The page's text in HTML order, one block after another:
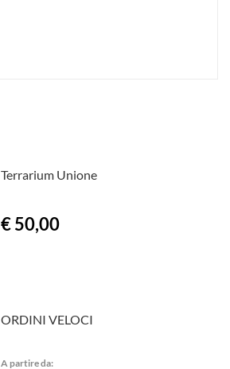
Terrarium Unione
€ 50,00
ORDINI VELOCI
A partire da: